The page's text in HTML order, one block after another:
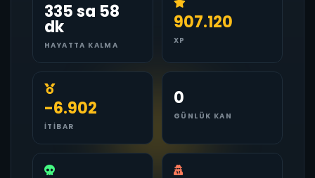
335 sa 58
dk
HAYATTA KALMA
907.120
XP
-6.902
İTIBAR
0
GÜNLÜK KAN